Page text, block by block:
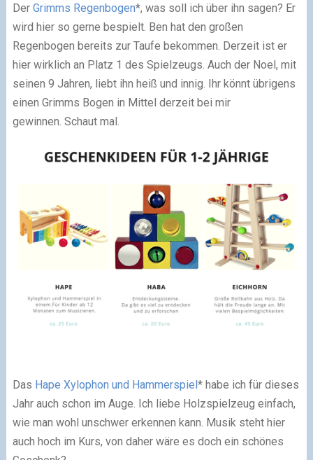
Der Grimms Regenbogen*, was soll ich über ihn sagen? Er
wird hier so gerne bespielt. Ben hat den großen
Regenbogen bereits zur Taufe bekommen. Derzeit ist er
hier wirklich an Platz 1 des Spielzeugs. Auch der Noel, mit
seinen 9 Jahren, liebt ihn heiß und innig. Ihr könnt übrigens
einen Grimms Bogen in Mittel derzeit bei mir
gewinnen. Schaut mal.
Das Hape Xylophon und Hammerspiel * habe ich für dieses
Jahr auch schon im Auge. Ich liebe Holzspielzeug einfach,
wie man wohl unschwer erkennen kann. Musik steht hier
auch hoch im Kurs, von daher wäre es doch ein schönes